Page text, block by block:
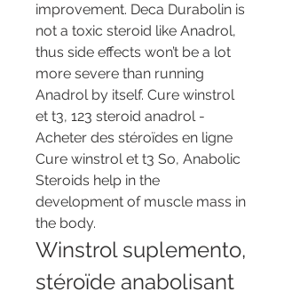
improvement. Deca Durabolin is
not a toxic steroid like Anadrol,
thus side effects won’t be a lot
more severe than running
Anadrol by itself. Cure winstrol
et t3, 123 steroid anadrol -
Acheter des stéroïdes en ligne
Cure winstrol et t3 So, Anabolic
Steroids help in the
development of muscle mass in
the body.
Winstrol suplemento,
stéroïde anabolisant